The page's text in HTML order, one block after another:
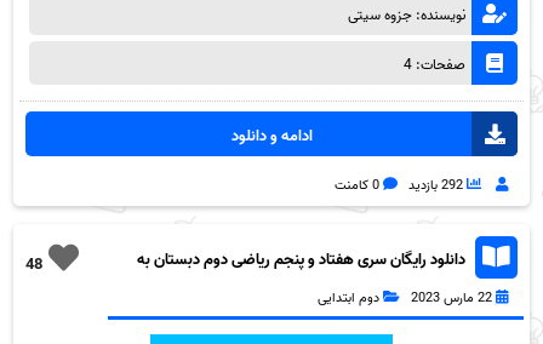
نویسنده: جزوه سیتی
صفحات: 4
ادامه و دانلود
292 بازدید 0 کامنت
48
دانلود رایگان سری هفتاد و پنجم ریاضی دوم دبستان به
22 مارس 2023 دوم ابتدایی